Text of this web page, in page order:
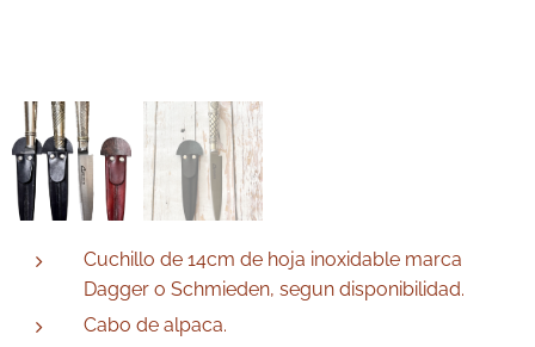
Cuchillo de 14cm de hoja inoxidable marca
Dagger o Schmieden, segun disponibilidad.
Cabo de alpaca.